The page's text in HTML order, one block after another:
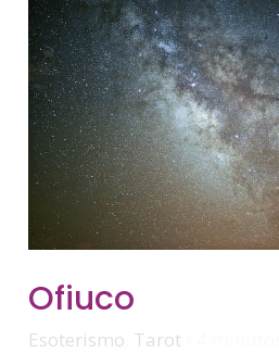
Ofiuco
Esoterismo Tarot
Ofiuco